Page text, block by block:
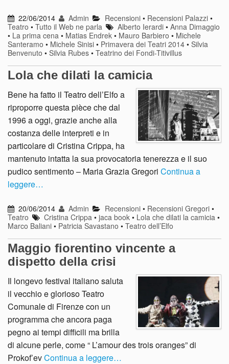
22/06/2014 Admin Recensioni• Recensioni Palazzi•
Teatro • Tutto il Web ne parla Alberto Ierardi •Anna Dimaggio
• La prima cena • Matias Endrek • Mauro Barbiero • Michele
Santeramo • Michele Sinisi • Primavera dei Teatri 2014 • Silvia
Benvenuto • Silvia Rubes • Teatrino dei Fondi-Titivillus
Lola che dilati la camicia
Bene ha fatto il Teatro dell’Elfo a
riproporre questa pièce che dal
1996 a oggi, grazie anche alla
costanza delle interpreti e in
particolare di Cristina Crippa, ha
mantenuto intatta la sua provocatoria tenerezza e il suo
pudico sentimento – Maria Grazia Gregori Continua a
leggere…
20/06/2014 Admin Recensioni• Recensioni Gregori•
Teatro
Cristina Crippa •jaca book • Lola che dilati la camicia •
Marco Baliani • Patricia Savastano • Teatro dell’Elfo
Maggio fiorentino vincente a
dispetto della crisi
Il longevo festival italiano saluta
il vecchio e glorioso Teatro
Comunale di Firenze con un
programma che ancora paga
pegno ai tempi difficili ma brilla
di alcune perle, come “ L’amour des trois oranges” di
Prokof’evContinua a leggere…